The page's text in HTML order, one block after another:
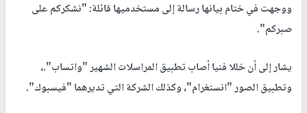
ووجهت في ختام بيانها رسالة إلى مستخدميها قائلة: "نشكركم على
صبركم".
يشار إلى أن خللا فنيا أصاب تطبيق المراسلات الشهير "واتساب".،
وتطبيق الصور "انستغرام"، وكذلك الشركة التي تديرهما "فيسبوك".